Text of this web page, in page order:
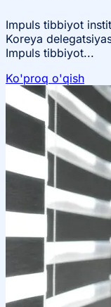
Impuls tibbiyot
Koreya
Impuls tibbiyot...
Ko'proq o'qish